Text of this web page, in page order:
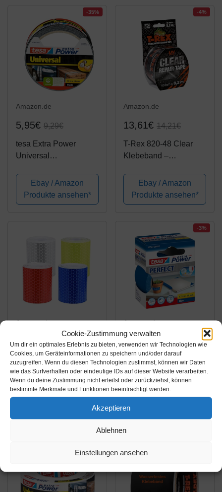
Cookie-Zustimmung verwalten
Um dir ein optimales Erlebnis zu bieten, verwenden wir Technologien wie
Cookies, um Geräteinformationen zu speichern und/oder darauf
zuzugreifen. Wenn du diesen Technologien zustimmst, können wir Daten
wie das Surfverhalten oder eindeutige IDs auf dieser Website verarbeiten.
Wenn du deine Zustimmung nicht erteilst oder zurückziehst, können
bestimmte Merkmale und Funktionen beeinträchtigt werden.
Akzeptieren
Ablehnen
Einstellungen ansehen
-35%
Amazon.de
5,95€ 9,29€
tesa Extra Power
Universal
(Wetterfestes
Reparaturband, 10 m x
50 mm), schwarz,
Ebay / Amazon
Produkte ansehen*
-4%
Amazon.de
13,61€ 14,21€
T-Rex 820-48 Clear
Klebeband –
wetterfestes
Folienband für
unsichtbares
Ebay / Amazon
Produkte ansehen*
Amazon.de
7,99€
4 Rolle Reflektorband
Klebeband für
Sicherheit
Warnklebeband
Sicherheit Markierung
Band,Nacht Reflektor
wasserdicht, stark...
Ebay / Amazon
-3%
Amazon.de
8,19€8,45€
tesa extra Power
Perfect Gewebeband -
Gewebeverstärktes
Ductape zum Basteln,
Reparieren,
Befestigen, Verstärken
und Beschriften - Blau -
Ebay / Amazon